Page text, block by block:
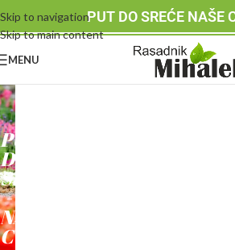
Skip to navigation
Skip to main content
PUT DO SREĆE NAŠE
MENU
RASADNIK
MIHALEK
PUT
DO
SREĆE
-
NAŠE
CVEĆE